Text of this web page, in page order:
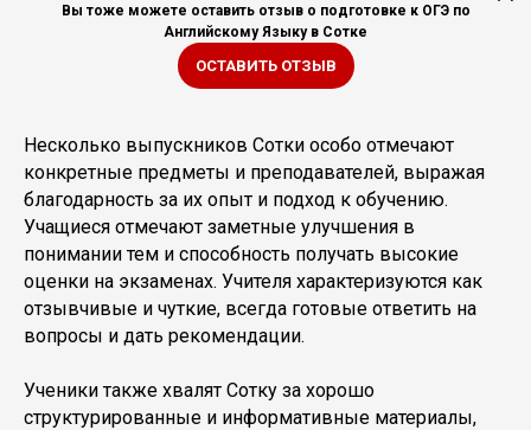
Вы тоже можете оставить отзыв о подготовке к ОГЭ по
Английскому Языку в Сотке
ОСТАВИТЬ ОТЗЫВ
Несколько выпускников Сотки особо отмечают
конкретные предметы и преподавателей, выражая
благодарность за их опыт и подход к обучению.
Учащиеся отмечают заметные улучшения в
понимании тем и способность получать высокие
оценки на экзаменах. Учителя характеризуются как
отзывчивые и чуткие, всегда готовые ответить на
вопросы и дать рекомендации.
Ученики также хвалят Сотку за хорошо
структурированные и информативные материалы,